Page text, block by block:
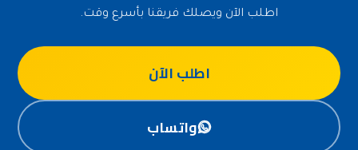
اطلب الآن ويصلك فريقنا بأسرع وقت.
اطلب الآن
واتساب